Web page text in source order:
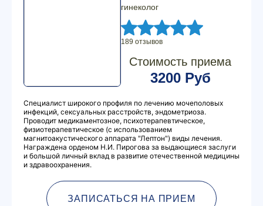
гинеколог
189 отзывов
Стоимость приема
3200 Руб
Специалист широкого профиля по лечению мочеполовых
инфекций, сексуальных расстройств, эндометриоза.
Проводит медикаментозное, психотерапевтическое,
физиотерапевтическое (с использованием
магнитоакустического аппарата "Лептон") виды лечения.
Награждена орденом Н.И. Пирогова за выдающиеся заслуги
и большой личный вклад в развитие отечественной медицины
и здравоохранения.
ЗАПИСАТЬСЯ НА ПРИЕМ